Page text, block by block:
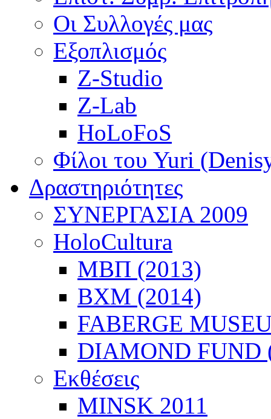
Οι Συλλογές μας
Εξοπλισμός
Z-Studio
Z-Lab
HoLoFoS
Φίλοι του Yuri
Δραστηριότητες
ΣΥΝΕΡΓΑΣΙΑ 2009
HoloCultura
ΜΒΠ (2013)
ΒΧΜ (2014)
FABERGE
DIAMOND FUND
Εκθέσεις
ΜINSK 2011